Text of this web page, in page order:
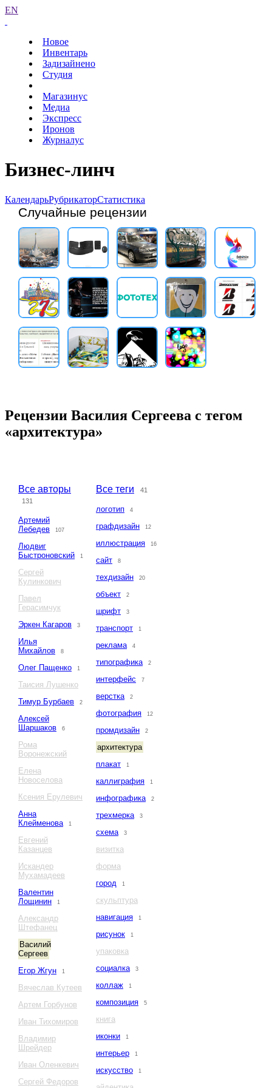
EN
Новое
Инвентарь
Задизайнено
Студия
Магазинус
Медиа
Экспресс
Иронов
Журналус
Бизнес-линч
КалендарьРубрикаторСтатистика
Случайные рецензии
Рецензии Василия Сергеева с тегом
«архитектура»
Все авторы
131
Артемий
Лебедев
107
Людвиг
Быстроновский
1
Сергей
Кулинкович
Павел
Герасимчук
Эркен Кагаров
3
Илья
Михайлов
8
Олег Пащенко 1
Таисия Лушенко
Тимур Бурбаев
2
Алексей
Шаршаков
6
Рома
Воронежский
Елена
Новоселова
Ксения Ерулевич
Анна
Клейменова
1
Евгений
Казанцев
Искандер
Мухамадеев
Валентин
Лощинин
1
Александр
Штефанец
Василий
Сергеев
Егор Жгун
1
Вячеслав Кутеев
Артем Горбунов
Иван Тихомиров
Владимир
Шрейдер
Иван Оленкевич
Сергей Федоров
Все теги 41
логотип 4
графдизайн 12
иллюстрация 16
сайт 8
техдизайн 20
объект 2
шрифт 3
транспорт 1
реклама 4
типографика 2
интерфейс 7
верстка 2
фотография 12
промдизайн 2
архитектура
плакат
1
каллиграфия 1
инфографика 2
трехмерка 3
схема 3
визитка
форма
город
1
скульптура
навигация
1
рисунок 1
упаковка
социалка
3
коллаж 1
композиция 5
книга
иконки
1
интерьер 1
искусство 1